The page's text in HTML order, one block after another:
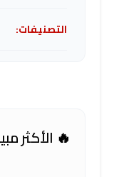
التصنيفات:
🔥 الأكثر